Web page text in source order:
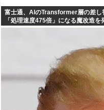
富士通、AIのTransformer層の差し
「処理速度475倍」になる魔改造を